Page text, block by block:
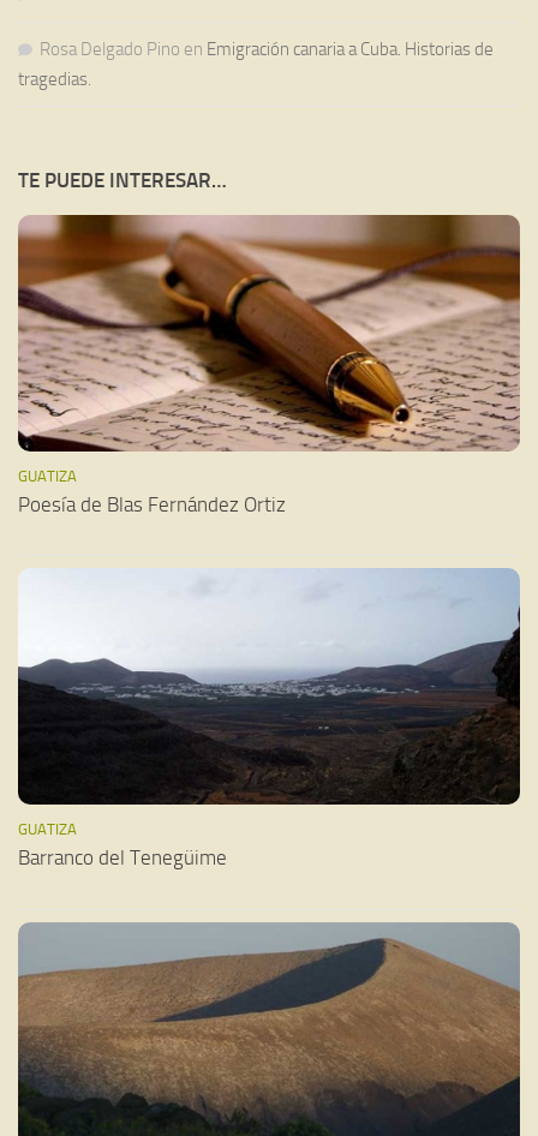
Rosa Delgado Pino en Emigración canaria a Cuba. Historias de
tragedias.
TE PUEDE INTERESAR…
GUATIZA
Poesía de Blas Fernández Ortiz
GUATIZA
Barranco del Tenegüime